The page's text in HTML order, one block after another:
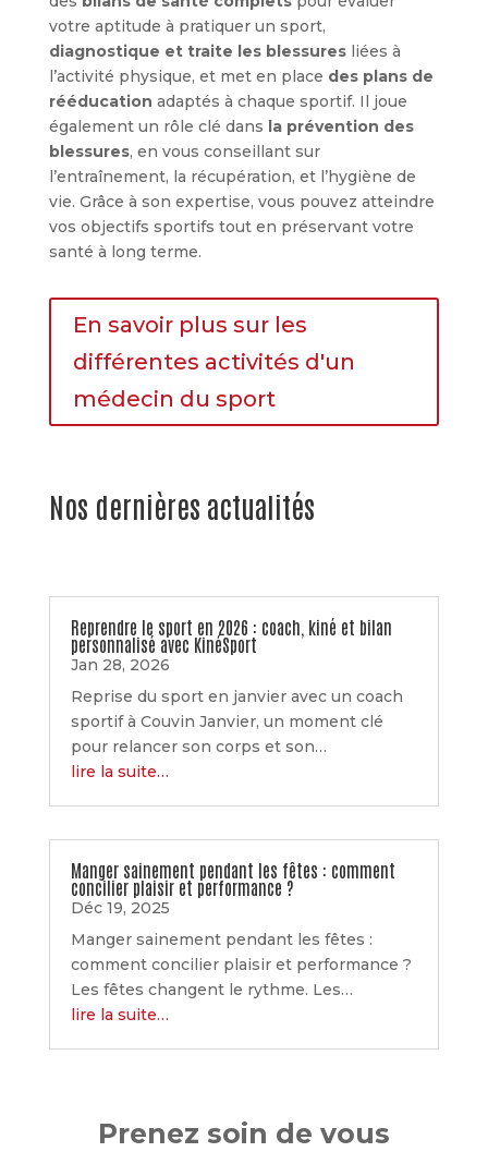
votre aptitude à pratiquer un sport,
diagnostique et traite les blessuresliées à
l’activité physique, et met en place des plans de
rééducation adaptés à chaque sportif. Il joue
également un rôle clé dans la prévention des
blessures, en vous conseillant sur
l’entraînement, la récupération, et l’hygiène de
vie. Grâce à son expertise, vous pouvez atteindre
vos objectifs sportifs tout en préservant votre
santé à long terme.
En savoir plus sur les
différentes activités d'un
médecin du sport
Nos dernières actualités
Reprendre le sport en 2026 : coach, kiné et bilan
personnalisé avec KinéSport
Jan 28, 2026
Reprise du sport en janvier avec un coach
sportif à Couvin Janvier, un moment clé
pour relancer son corps et son…
lire la suite…
Manger sainement pendant les fêtes : comment
concilier plaisir et performance ?
Déc 19, 2025
Manger sainement pendant les fêtes :
comment concilier plaisir et performance ?
Les fêtes changent le rythme. Les…
lire la suite…
Prenez soin de vous